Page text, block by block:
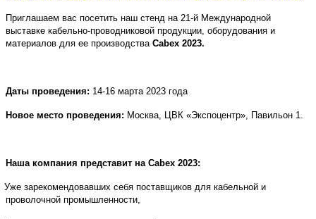
Приглашаем вас посетить наш стенд на 21-й Международной
выставке кабельно-проводниковой продукции, оборудования и
материалов для ее производства Cabex 2023.
Даты проведения: 14-16 марта 2023 года
Новое место проведения: Москва, ЦВК «Экспоцентр», Павильон 1.
Наша компания представит на Cabex 2023:
Уже зарекомендовавших себя поставщиков для кабельной и
проволочной промышленности,